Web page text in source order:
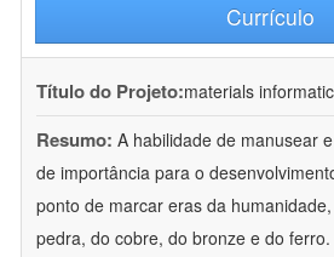
Currículo
Título do Projeto:materials
Resumo: A habilidade de manusear
de importância para o
ponto de marcar eras da
pedra, do cobre, do bronze e do